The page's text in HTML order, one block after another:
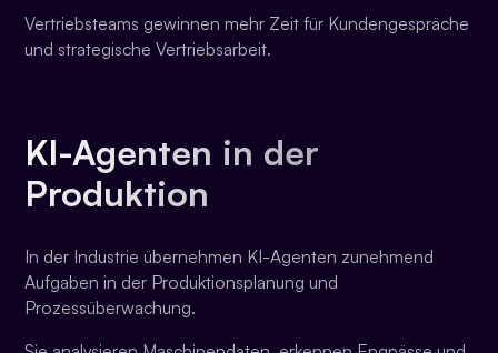
Vertriebsteams gewinnen mehr Zeit für Kundengespräche
und strategische Vertriebsarbeit.
KI-Agenten in der
Produktion
In der Industrie übernehmen KI-Agenten zunehmend
Aufgaben in der Produktionsplanung und
Prozessüberwachung.